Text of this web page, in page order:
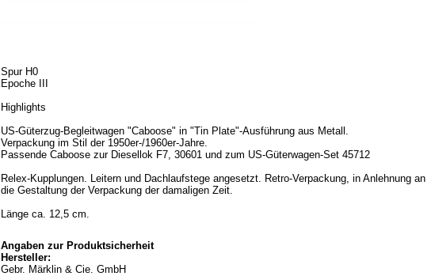
Spur H0
Epoche III
Highlights
US-Güterzug-Begleitwagen "Caboose" in "Tin Plate"-Ausführung aus Metall.
Verpackung im Stil der 1950er-/1960er-Jahre.
Passende Caboose zur Diesellok F7, 30601 und zum US-Güterwagen-Set 45712
Relex-Kupplungen. Leitern und Dachlaufstege angesetzt. Retro-Verpackung, in Anlehnung an
die Gestaltung der Verpackung der damaligen Zeit.
Länge ca. 12,5 cm.
Angaben zur Produktsicherheit
Hersteller:
Gebr. Märklin & Cie. GmbH